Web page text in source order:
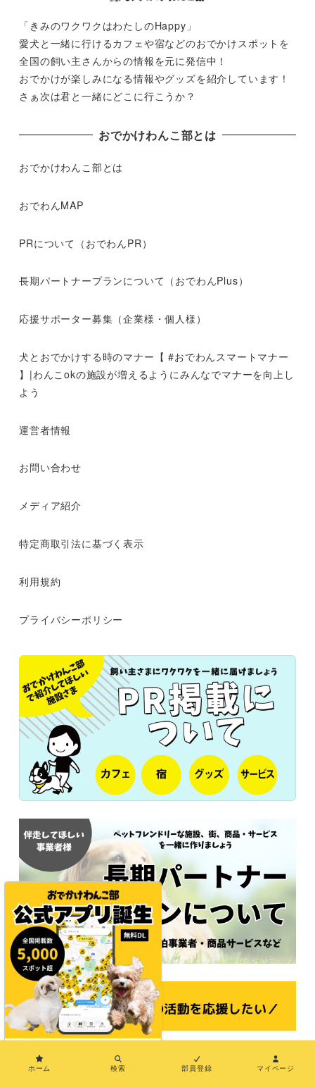
「きみのワクワクはわたしのHappy」
愛犬と一緒に行けるカフェや宿などのおでかけスポットを
全国の飼い主さんからの情報を元に発信中！
おでかけが楽しみになる情報やグッズを紹介しています！
さぁ次は君と一緒にどこに行こうか？
おでかけわんこ部とは
おでかけわんこ部とは
おでわんMAP
PRについて（おでわんPR）
長期パートナープランについて（おでわんPlus）
応援サポーター募集（企業様・個人様）
犬とおでかけする時のマナー【 #おでわんスマートマナー
】|わんこokの施設が増えるようにみんなでマナーを向上し
よう
運営者情報
お問い合わせ
メディア紹介
特定商取引法に基づく表示
利用規約
プライバシーポリシー
ホーム 検索 部員登録 マイページ